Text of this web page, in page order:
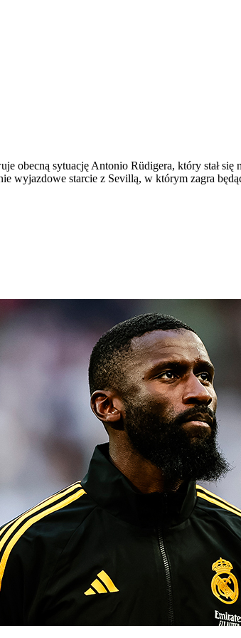
obecną sytuację Antonio Rüdigera, który stał
wyjazdowe starcie z Sevillą, w którym zagra